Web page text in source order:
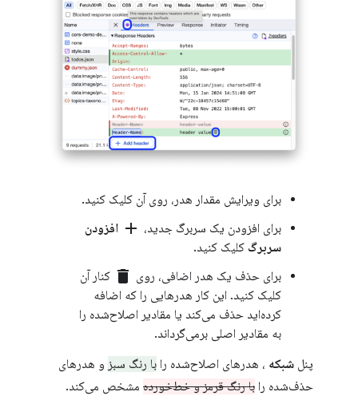
برای ویرایش مقدار هدر، روی آن کلیک کنید.
برای افزودن یک سربرگ جدید، add افزودن
سربرگ کلیک کنید.
برای حذف یک هدر اضافی، روی delete کنار آن
کلیک کنید. این کار هدرهایی را که اضافه
کرده‌اید حذف می‌کند یا مقادیر اصلاح‌شده را
به مقادیر اصلی برمی‌گرداند.
پنل شبکه ، هدرهای اصلاح‌شده را با رنگ سبز و هدرهای
حذف‌شده را با رنگ قرمز و خط‌خورده مشخص می‌کند.